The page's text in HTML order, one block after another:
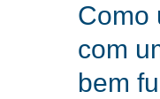
Como
com
bem